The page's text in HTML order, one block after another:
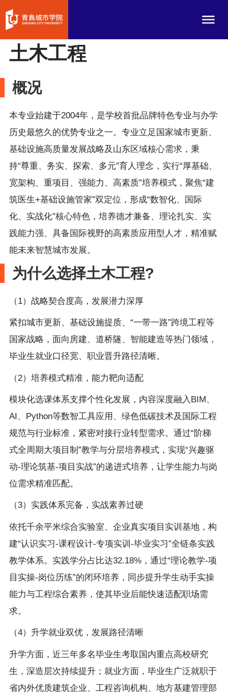
土木工程
概况
本专业始建于2004年，是学校首批品牌特色专业与办学
历史最悠久的优势专业之一。专业立足国家城市更新、
基础设施高质量发展战略及山东区域核心需求，秉
持“尊重、务实、探索、多元”育人理念，实行“厚基础、
宽架构、重项目、强能力、高素质”培养模式，聚焦“建
筑医生+基础设施管家”双定位，形成“数智化、国际
化、实战化”核心特色，培养德才兼备、理论扎实、实
践能力强、具备国际视野的高素质应用型人才，精准赋
能未来智慧城市发展。
为什么选择土木工程?
（1）战略契合度高，发展潜力深厚
紧扣城市更新、基础设施提质、“一带一路”跨境工程等
国家战略，面向房建、道桥隧、智能建造等热门领域，
毕业生就业口径宽、职业晋升路径清晰。
（2）培养模式精准，能力靶向适配
模块化选课体系支撑个性化发展，内容深度融入BIM、
AI、Python等数智工具应用、绿色低碳技术及国际工程
规范与行业标准，紧密对接行业转型需求。通过“阶梯
式全周期大项目制”教学与分层培养模式，实现“兴趣驱
动-理论筑基-项目实战”的递进式培养，让学生能力与岗
位需求精准匹配。
（3）实践体系完备，实战素养过硬
依托千余平米综合实验室、企业真实项目实训基地，构
建“认识实习-课程设计-专项实训-毕业实习”全链条实践
教学体系。实践学分占比达32.18%，通过“理论教学-项
目实操-岗位历练”的闭环培养，同步提升学生动手实操
能力与工程综合素养，使其毕业后能快速适配职场需
求。
（4）升学就业双优，发展路径清晰
升学方面，近三年多名毕业生考取国内重点高校研究
生，深造层次持续提升；就业方面，毕业生广泛就职于
省内外优质建筑企业、工程咨询机构、地方基建管理部